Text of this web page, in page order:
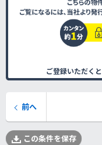
ご登録いただくと
前へ
この条件を保存